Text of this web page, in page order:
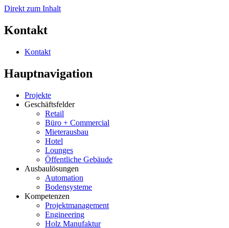
Direkt zum Inhalt
Kontakt
Kontakt
Hauptnavigation
Projekte
Geschäftsfelder
Retail
Büro + Commercial
Mieterausbau
Hotel
Lounges
Öffentliche Gebäude
Ausbaulösungen
Automation
Bodensysteme
Kompetenzen
Projektmanagement
Engineering
Holz Manufaktur